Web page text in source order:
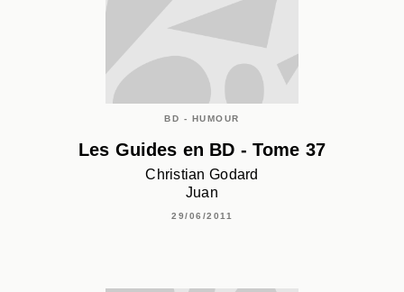
BD - HUMOUR
Les Guides en BD - Tome 37
Christian Godard
Juan
29/06/2011